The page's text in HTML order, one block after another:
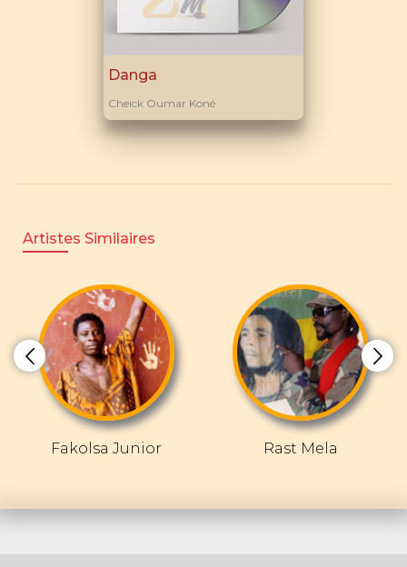
Danga
Cheick Oumar Koné
Artistes Similaires
Fakolsa Junior Rast Mela